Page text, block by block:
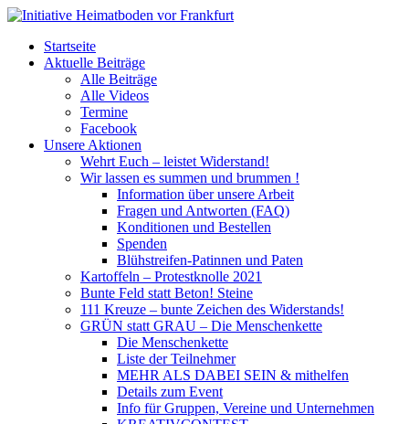
Startseite
Aktuelle Beiträge
Alle Beiträge
Alle Videos
Termine
Facebook
Unsere Aktionen
Wehrt Euch – leistet Widerstand!
Wir lassen es summen und brummen !
Information über unsere Arbeit
Fragen und Antworten (FAQ)
Konditionen und Bestellen
Spenden
Blühstreifen-Patinnen und Paten
Kartoffeln – Protestknolle 2021
Bunte Feld statt Beton! Steine
111 Kreuze – bunte Zeichen des Widerstands!
GRÜN statt GRAU – Die Menschenkette
Die Menschenkette
Liste der Teilnehmer
MEHR ALS DABEI SEIN & mithelfen
Details zum Event
Info für Gruppen, Vereine und Unternehmen